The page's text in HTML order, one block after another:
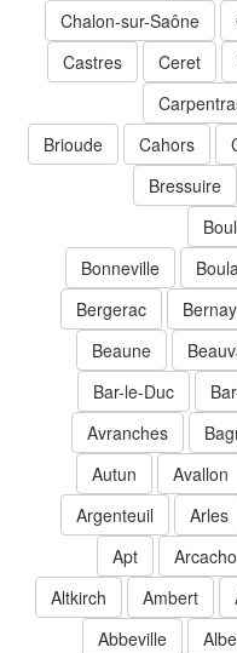
Chalon-sur-Saône
Ceret
Castres
Cahors
Brioude
Bressuire
Bonneville
Bernay
Bergerac
Beaune
Bar-le-Duc
Avranches
Avallon
Autun
Arles
Argenteuil
Apt
Ambert
Altkirch
Abbeville